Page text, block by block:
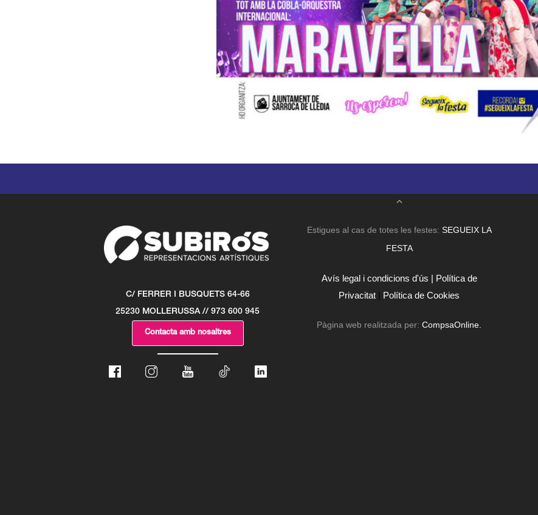
C/ FERRER I BUSQUETS 64-66
25230 MOLLERUSSA // 973 600 945
Contacta amb nosaltres
Estigues al cas de totes les festes: SEGUEIX LA
FESTA
Avís legal i condicions d'ús | Política de
Privacitat | Política de Cookies
Pàgina web realitzada per:CompsaOnline.